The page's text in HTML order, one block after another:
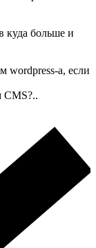
куда больше и
wordpress-a, если
CMS?..